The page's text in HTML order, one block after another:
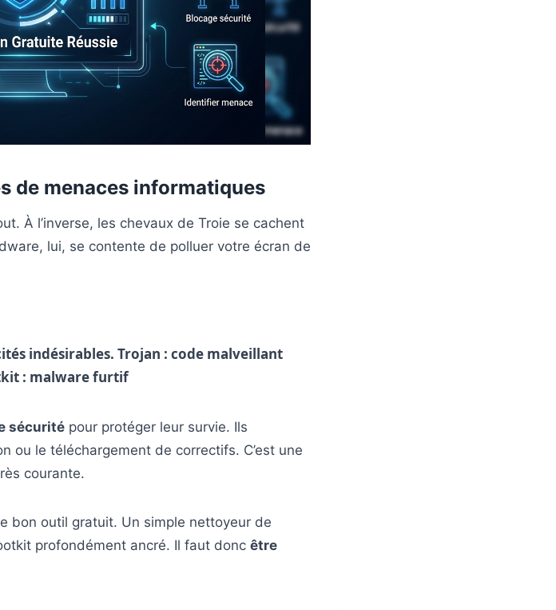
de menaces informatiques
À l’inverse, les chevaux de Troie se cachent
lui, se contente de polluer votre écran de
indésirables. Trojan : code malveillant
: malware furtif
sécurité pour protéger leur survie. Ils
ou le téléchargement de correctifs. C’est une
courante.
bon outil gratuit. Un simple nettoyeur de
profondément ancré. Il faut donc être